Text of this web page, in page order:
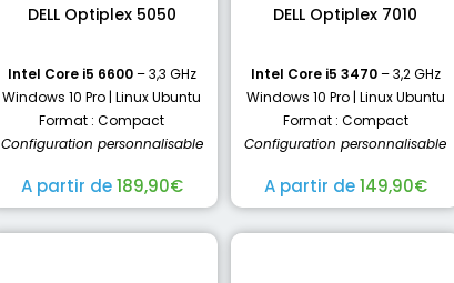
DELL Optiplex 5050
Intel Core i5 6600– 3,3 GHz
Windows 10 Pro | Linux Ubuntu
Format : Compact
Configuration personnalisable
A partir de189,90€
DELL Optiplex 7010
Intel Core i5 3470– 3,2 GHz
Windows 10 Pro | Linux Ubuntu
Format : Compact
Configuration personnalisable
A partir de149,90€